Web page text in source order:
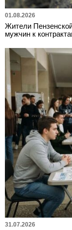
01.08.2026
Жители
мужчин к
31.07.2026